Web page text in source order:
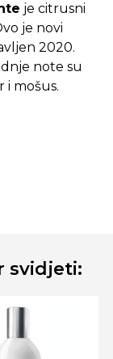
je citrusni
je novi
2020.
note su
i mošus.
svidjeti: